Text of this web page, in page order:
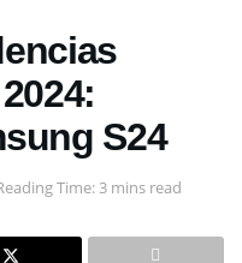
S24
Time: 3 mins read